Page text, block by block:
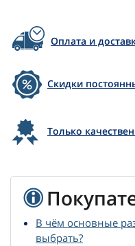
Оплата и
Скидки
Только
В чём основные
выбрать?